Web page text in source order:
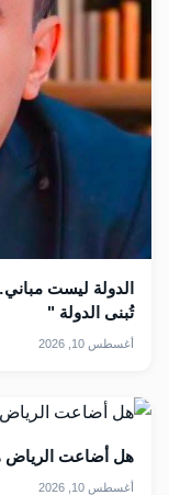
الدولة ليست
تُبنى الدولة "
أغسطس 10, 2026
هل أضاعت الرياض
أغسطس 10, 2026